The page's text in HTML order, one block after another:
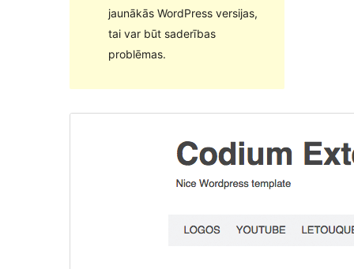
jaunākās WordPress versijas,
tai var būt saderības
problēmas.